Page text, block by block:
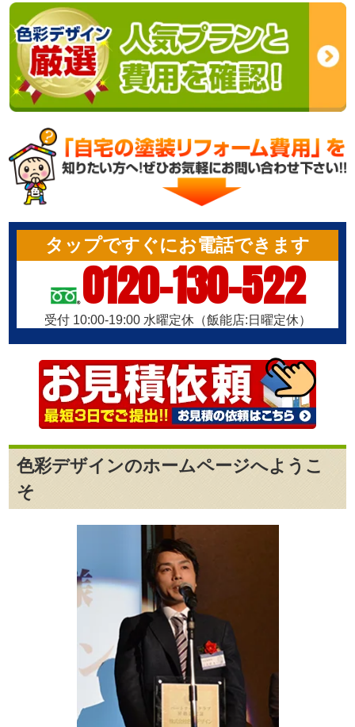
タップですぐにお電話できます
0120-130-522
受付 10:00-19:00 水曜定休（飯能店:日曜定休）
色彩デザインのホームページへようこ
そ